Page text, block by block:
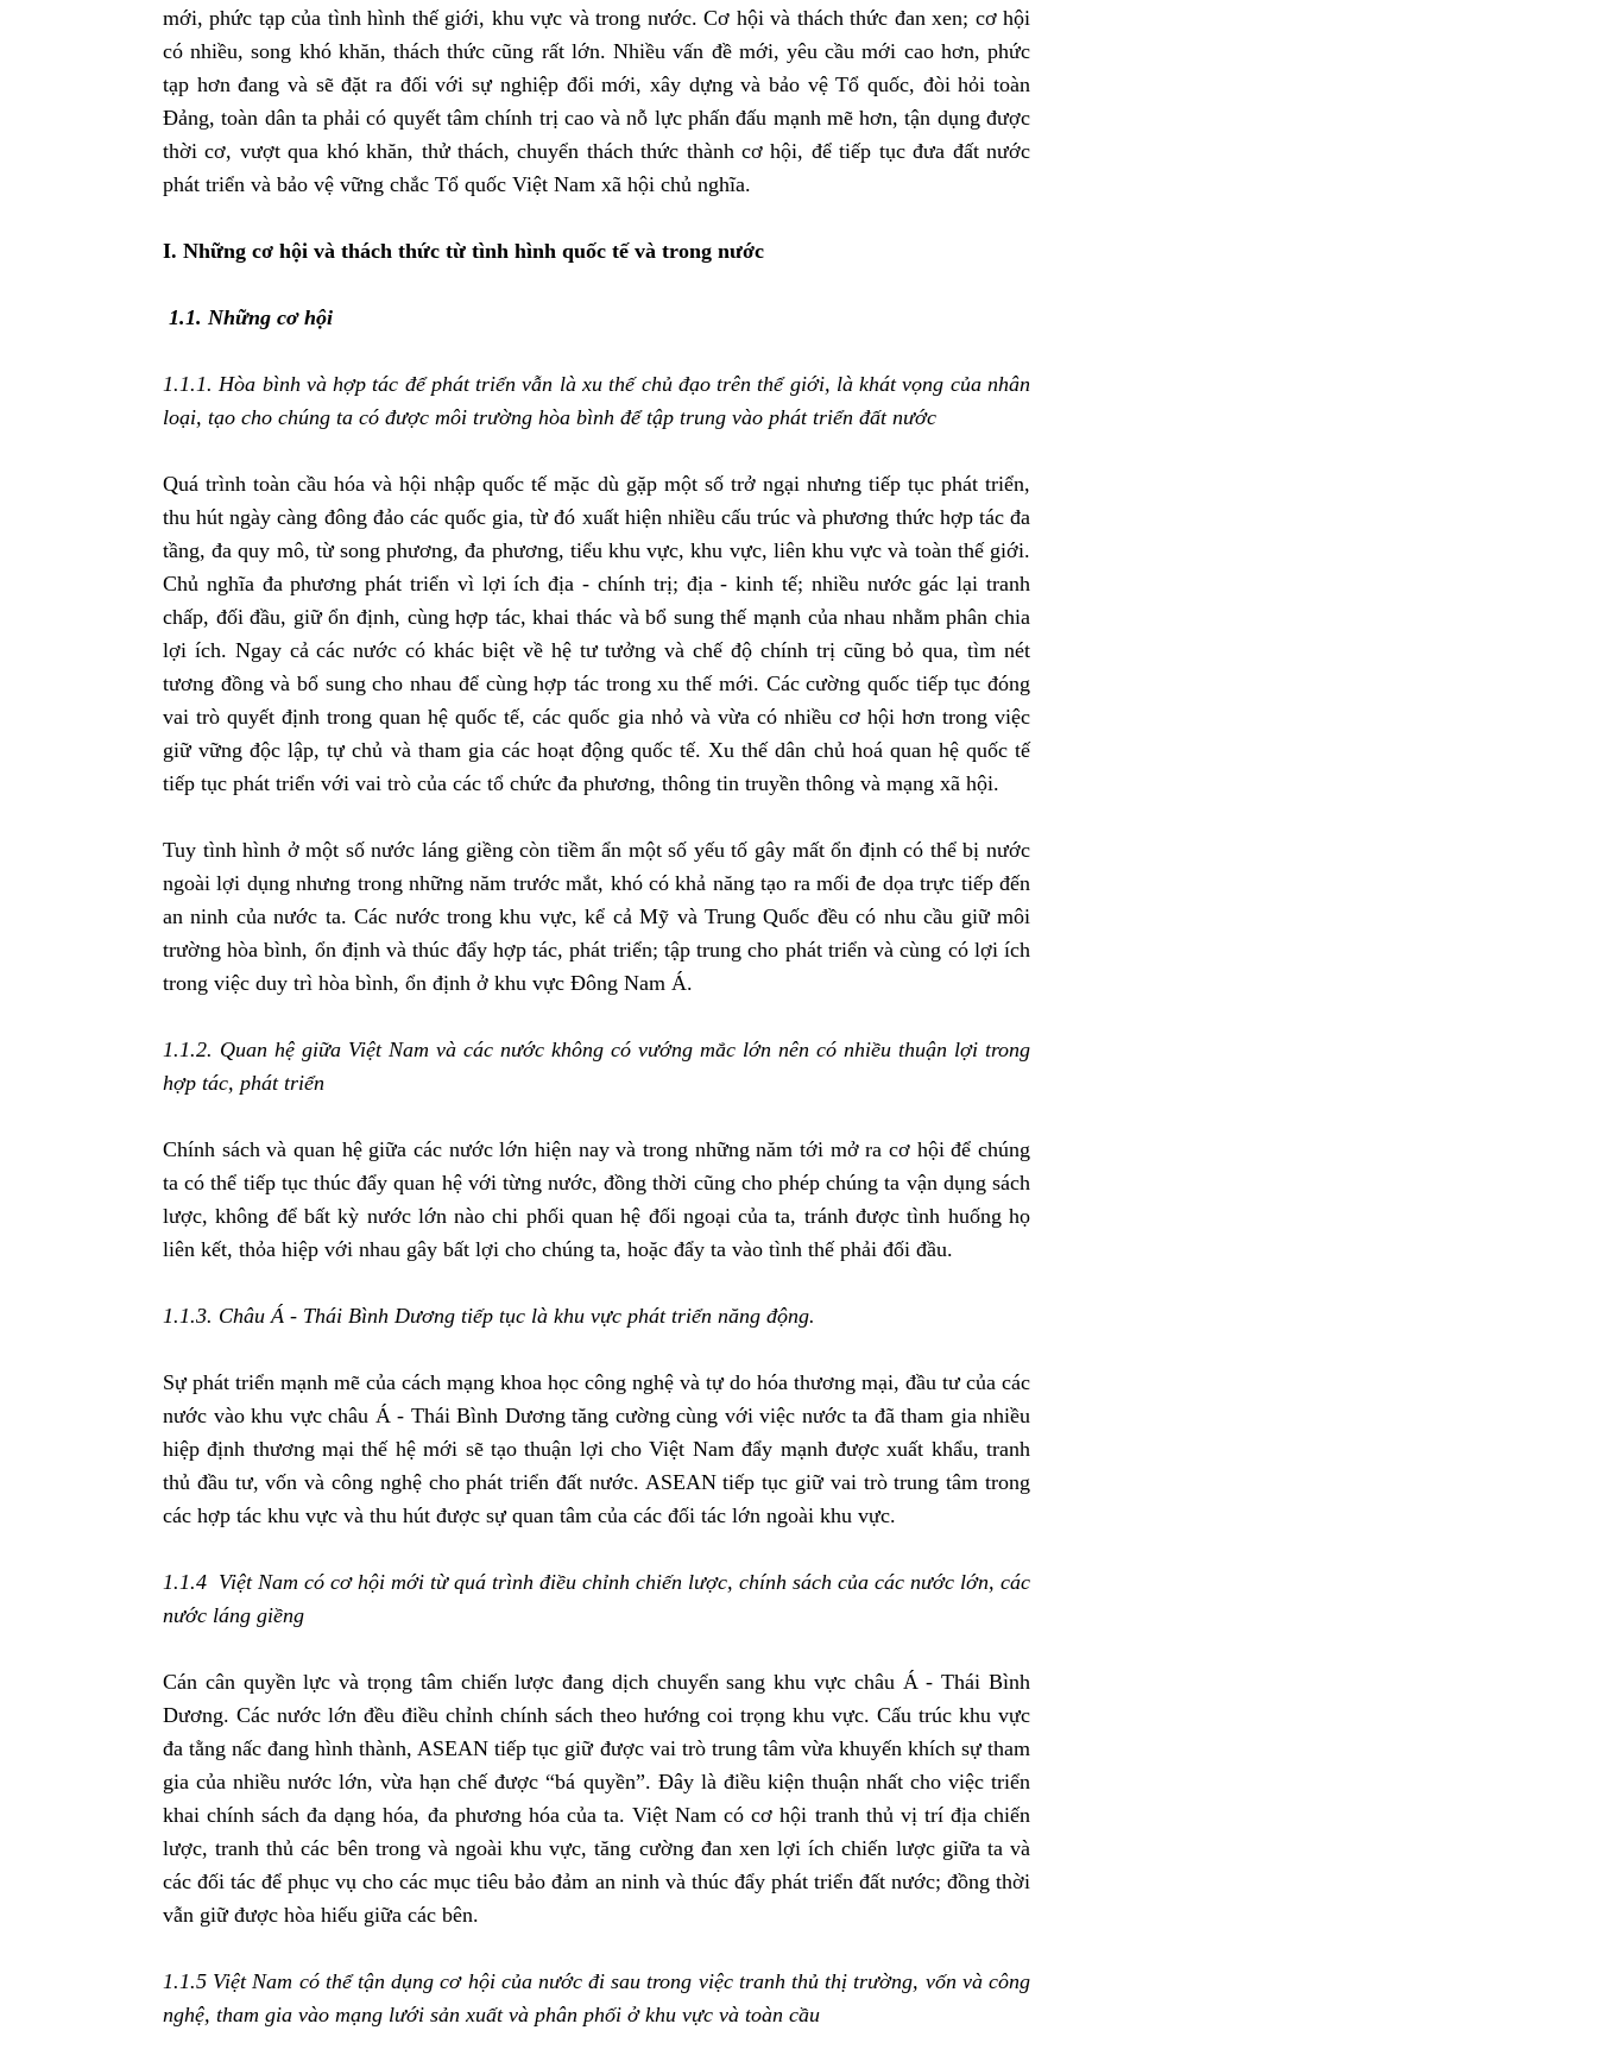
mới, phức tạp của tình hình thế giới, khu vực và trong nước. Cơ hội và thách thức đan xen; cơ hội
có nhiều, song khó khăn, thách thức cũng rất lớn. Nhiều vấn đề mới, yêu cầu mới cao hơn, phức
tạp hơn đang và sẽ đặt ra đối với sự nghiệp đổi mới, xây dựng và bảo vệ Tổ quốc, đòi hỏi toàn
Đảng, toàn dân ta phải có quyết tâm chính trị cao và nỗ lực phấn đấu mạnh mẽ hơn, tận dụng được
thời cơ, vượt qua khó khăn, thử thách, chuyển thách thức thành cơ hội, để tiếp tục đưa đất nước
phát triển và bảo vệ vững chắc Tổ quốc Việt Nam xã hội chủ nghĩa.
I. Những cơ hội và thách thức từ tình hình quốc tế và trong nước
1.1. Những cơ hội
1.1.1. Hòa bình và hợp tác để phát triển vẫn là xu thế chủ đạo trên thể giới, là khát vọng của nhân
loại, tạo cho chúng ta có được môi trường hòa bình để tập trung vào phát triển đất nước
Quá trình toàn cầu hóa và hội nhập quốc tế mặc dù gặp một số trở ngại nhưng tiếp tục phát triển,
thu hút ngày càng đông đảo các quốc gia, từ đó xuất hiện nhiều cấu trúc và phương thức hợp tác đa
tầng, đa quy mô, từ song phương, đa phương, tiểu khu vực, khu vực, liên khu vực và toàn thế giới.
Chủ nghĩa đa phương phát triển vì lợi ích địa - chính trị; địa - kinh tế; nhiều nước gác lại tranh
chấp, đối đầu, giữ ổn định, cùng hợp tác, khai thác và bổ sung thế mạnh của nhau nhằm phân chia
lợi ích. Ngay cả các nước có khác biệt về hệ tư tưởng và chế độ chính trị cũng bỏ qua, tìm nét
tương đồng và bổ sung cho nhau để cùng hợp tác trong xu thế mới. Các cường quốc tiếp tục đóng
vai trò quyết định trong quan hệ quốc tế, các quốc gia nhỏ và vừa có nhiều cơ hội hơn trong việc
giữ vững độc lập, tự chủ và tham gia các hoạt động quốc tế. Xu thế dân chủ hoá quan hệ quốc tế
tiếp tục phát triển với vai trò của các tổ chức đa phương, thông tin truyền thông và mạng xã hội.
Tuy tình hình ở một số nước láng giềng còn tiềm ẩn một số yếu tố gây mất ổn định có thể bị nước
ngoài lợi dụng nhưng trong những năm trước mắt, khó có khả năng tạo ra mối đe dọa trực tiếp đến
an ninh của nước ta. Các nước trong khu vực, kể cả Mỹ và Trung Quốc đều có nhu cầu giữ môi
trường hòa bình, ổn định và thúc đẩy hợp tác, phát triển; tập trung cho phát triển và cùng có lợi ích
trong việc duy trì hòa bình, ổn định ở khu vực Đông Nam Á.
1.1.2. Quan hệ giữa Việt Nam và các nước không có vướng mắc lớn nên có nhiều thuận lợi trong
hợp tác, phát triển
Chính sách và quan hệ giữa các nước lớn hiện nay và trong những năm tới mở ra cơ hội để chúng
ta có thể tiếp tục thúc đẩy quan hệ với từng nước, đồng thời cũng cho phép chúng ta vận dụng sách
lược, không để bất kỳ nước lớn nào chi phối quan hệ đối ngoại của ta, tránh được tình huống họ
liên kết, thỏa hiệp với nhau gây bất lợi cho chúng ta, hoặc đẩy ta vào tình thế phải đối đầu.
1.1.3. Châu Á - Thái Bình Dương tiếp tục là khu vực phát triển năng động.
Sự phát triển mạnh mẽ của cách mạng khoa học công nghệ và tự do hóa thương mại, đầu tư của các
nước vào khu vực châu Á - Thái Bình Dương tăng cường cùng với việc nước ta đã tham gia nhiều
hiệp định thương mại thế hệ mới sẽ tạo thuận lợi cho Việt Nam đẩy mạnh được xuất khẩu, tranh
thủ đầu tư, vốn và công nghệ cho phát triển đất nước. ASEAN tiếp tục giữ vai trò trung tâm trong
các hợp tác khu vực và thu hút được sự quan tâm của các đối tác lớn ngoài khu vực.
1.1.4 Việt Nam có cơ hội mới từ quá trình điều chỉnh chiến lược, chính sách của các nước lớn, các
nước láng giềng
Cán cân quyền lực và trọng tâm chiến lược đang dịch chuyển sang khu vực châu Á - Thái Bình
Dương. Các nước lớn đều điều chỉnh chính sách theo hướng coi trọng khu vực. Cấu trúc khu vực
đa tằng nấc đang hình thành, ASEAN tiếp tục giữ được vai trò trung tâm vừa khuyến khích sự tham
gia của nhiều nước lớn, vừa hạn chế được “bá quyền”. Đây là điều kiện thuận nhất cho việc triển
khai chính sách đa dạng hóa, đa phương hóa của ta. Việt Nam có cơ hội tranh thủ vị trí địa chiến
lược, tranh thủ các bên trong và ngoài khu vực, tăng cường đan xen lợi ích chiến lược giữa ta và
các đối tác để phục vụ cho các mục tiêu bảo đảm an ninh và thúc đẩy phát triển đất nước; đồng thời
vẫn giữ được hòa hiếu giữa các bên.
1.1.5 Việt Nam cóthể tận dụng cơ hộicủa nước đi sau trong việctranh thủ thị trường, vốn và công
nghệ, tham gia vào mạng lưới sản xuất và phân phối ở khu vực và toàn cầu